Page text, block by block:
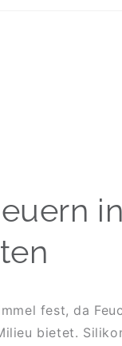
fest, da
bietet.